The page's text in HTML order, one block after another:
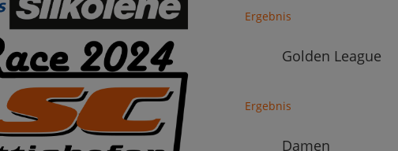
Ergebnis
Golden League
Ergebnis
Damen